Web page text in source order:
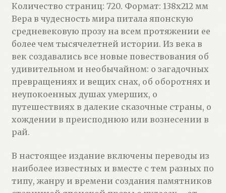
Количество страниц: 720. Формат: 138х212 мм
Вера в чудесность мира питала японскую
средневековую прозу на всем протяжении ее
более чем тысячелетней истории. Из века в
век создавались все новые повествования об
удивительном и необычайном: о загадочных
превращениях и вещих снах, об оборотнях и
неупокоенных душах умерших, о
путешествиях в далекие сказочные страны, о
хождении в преисподнюю или вознесении в
рай.
В настоящее издание включены переводы из
наиболее известных и вместе с тем разных по
типу, жанру и времени создания памятников